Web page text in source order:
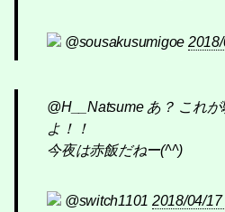
@sousakusumigoe
@H__Natsume あ？ これ
よ！！
今夜は赤飯だねー(^^)
@switch1101 2018/04/17